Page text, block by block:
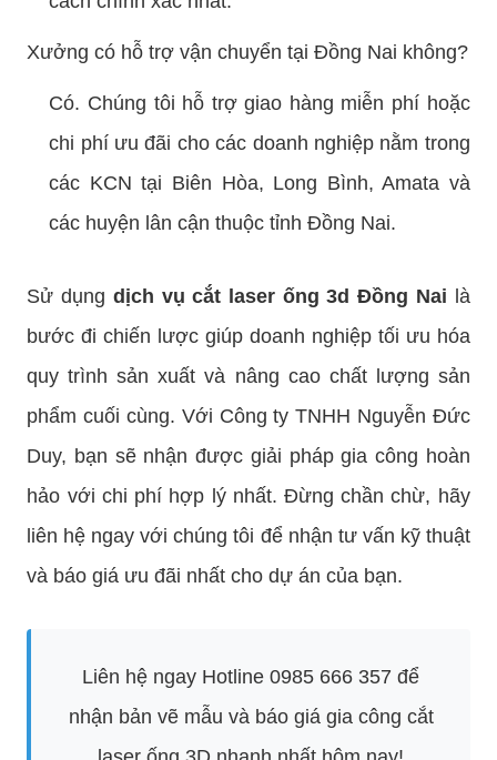
Xưởng có hỗ trợ vận chuyển tại Đồng Nai không?
Có. Chúng tôi hỗ trợ giao hàng miễn phí hoặc
chi phí ưu đãi cho các doanh nghiệp nằm trong
các KCN tại Biên Hòa, Long Bình, Amata và
các huyện lân cận thuộc tỉnh Đồng Nai.
Sử dụng dịch vụ cắt laser ống 3d Đồng Nai là
bước đi chiến lược giúp doanh nghiệp tối ưu hóa
quy trình sản xuất và nâng cao chất lượng sản
phẩm cuối cùng. Với Công ty TNHH Nguyễn Đức
Duy, bạn sẽ nhận được giải pháp gia công hoàn
hảo với chi phí hợp lý nhất. Đừng chần chừ, hãy
liên hệ ngay với chúng tôi để nhận tư vấn kỹ thuật
và báo giá ưu đãi nhất cho dự án của bạn.
Liên hệ ngay Hotline 0985 666 357 để
nhận bản vẽ mẫu và báo giá gia công cắt